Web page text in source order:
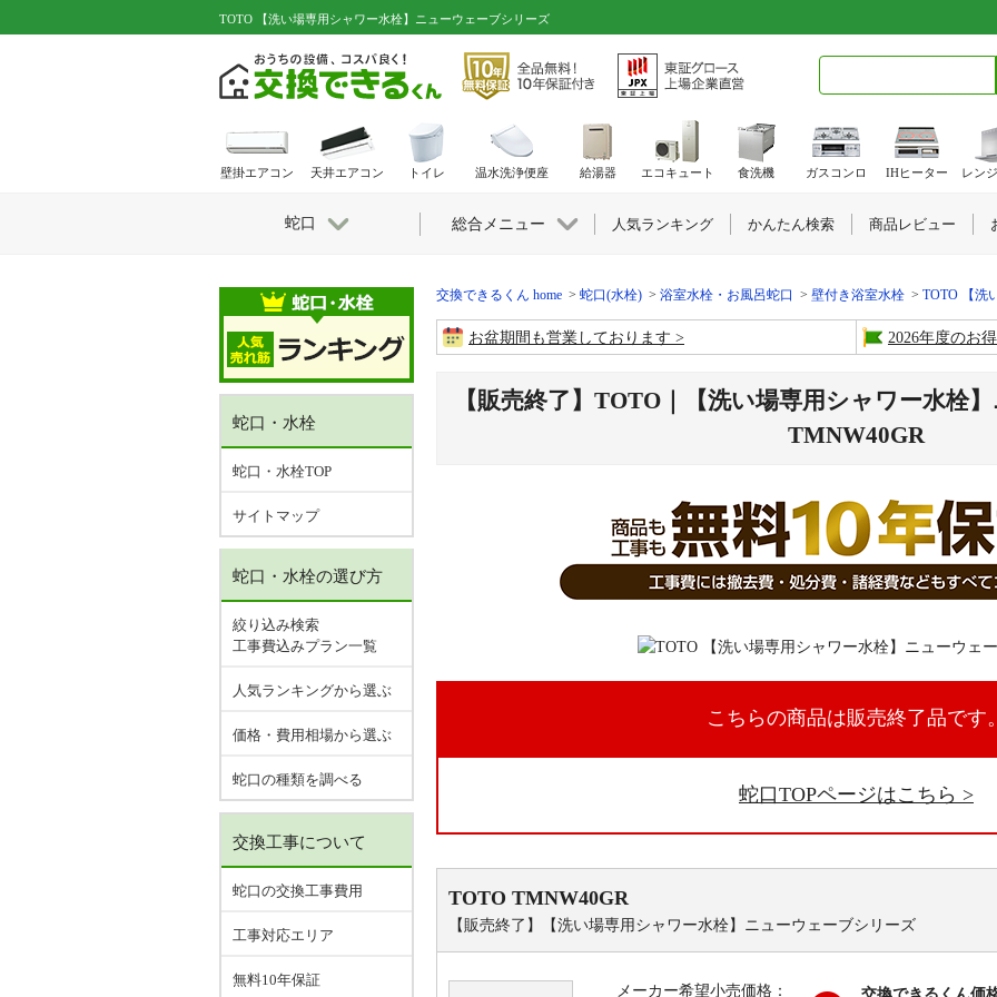
TOTO 【洗い場専用シャワー水栓】ニューウェーブシリーズ
交換できるくん home 蛇口(水栓) 浴室水栓・お風呂蛇口 壁付き浴室水栓 TOTO 【洗
お盆期間も営業しております 2026年度のお
【販売終了】TOTO｜【洗い場専用シャワー水栓
TMNW40GR
こちらの商品は販売終了品です
蛇口TOPページはこちら
TOTO TMNW40GR
【販売終了】【洗い場専用シャワー水栓】ニューウェーブシリーズ
メーカー希望小売価格：
蛇口・水栓
蛇口・水栓TOP
サイトマップ
蛇口・水栓の選び方
絞り込み検索
工事費込みプラン一覧
人気ランキングから選ぶ
価格・費用相場から選ぶ
蛇口の種類を調べる
交換工事について
蛇口の交換工事費用
工事対応エリア
無料10年保証
壁掛エアコン 天井エアコン トイレ 温水洗浄便座 給湯器 エコキュート 食洗機 ガスコンロ IHヒーター レン
蛇口 総合メニュー 人気ランキング かんたん検索 商品レビュー